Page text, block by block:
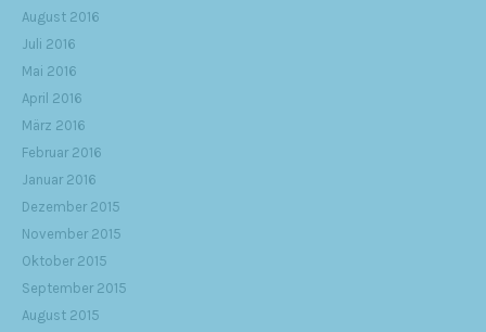
August 2016
Juli 2016
Mai 2016
April 2016
März 2016
Februar 2016
Januar 2016
Dezember 2015
November 2015
Oktober 2015
September 2015
August 2015